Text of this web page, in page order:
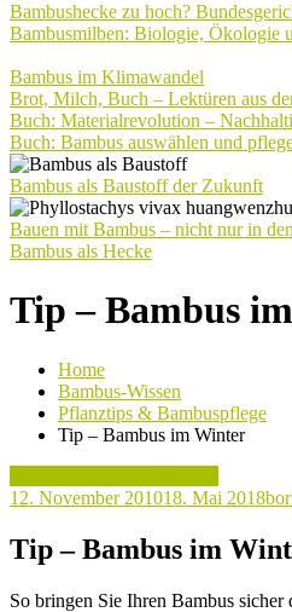
Bambushecke zu hoch?
Bambusmilben: Biologie, Ökologie
Bambus im Klimawandel
Brot, Milch, Buch – Lektüren aus
Buch: Materialrevolution –
Buch: Bambus auswählen und
Bambus als Baustoff der Zukunft
Bauen mit Bambus – nicht nur in
Bambus als Hecke
Tip – Bambus
Home
Bambus-Wissen
Pflanztips & Bambuspflege
Tip – Bambus im Winter
12. November 201018. Mai 2018
Tip – Bambus im
So bringen Sie Ihren Bambus sicher